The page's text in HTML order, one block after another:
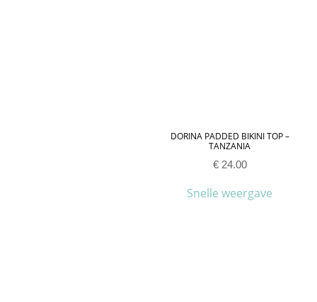
DORINA PADDED BIKINI TOP –
TANZANIA
€24.00
Snelle weergave